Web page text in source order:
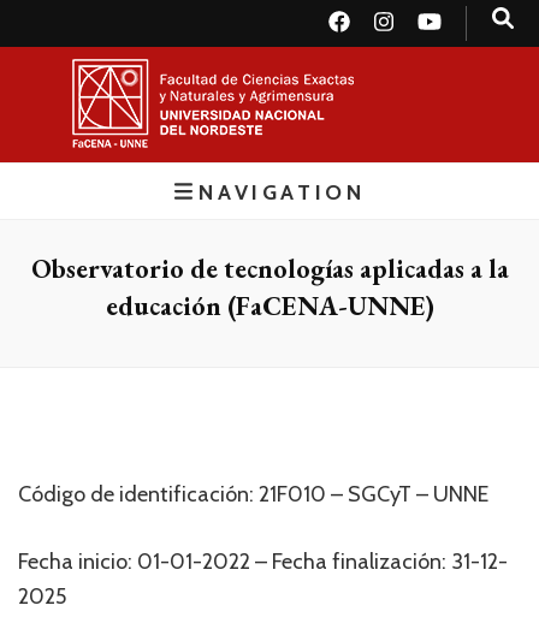
FaCENA
Virtual
NAVIGATION
Observatorio de tecnologías aplicadas a la
educación (FaCENA-UNNE)
Código de identificación: 21F010 – SGCyT – UNNE
Fecha inicio: 01-01-2022 – Fecha finalización: 31-12-
2025